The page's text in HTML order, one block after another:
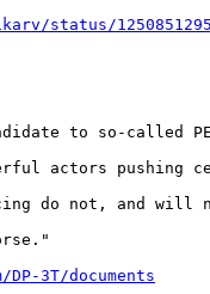
status/
to so-called
actors pushing
do not, and will
3T/documents